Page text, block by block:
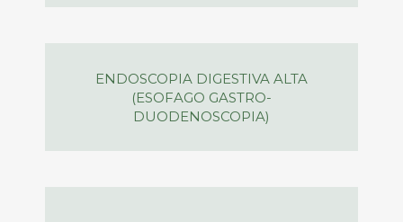
ENDOSCOPIA DIGESTIVA ALTA
(ESOFAGO GASTRO-
DUODENOSCOPIA)